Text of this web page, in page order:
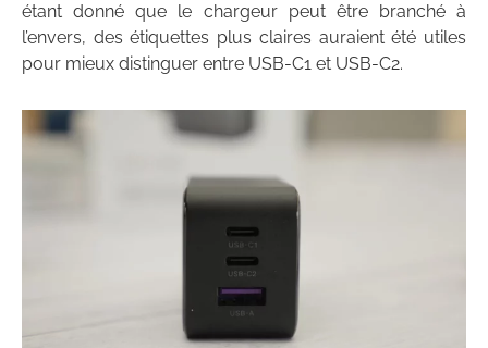
étant donné que le chargeur peut être branché à
l’envers, des étiquettes plus claires auraient été utiles
pour mieux distinguer entre USB-C1 et USB-C2.